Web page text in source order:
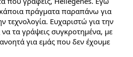
πράγματα παραπάνω για
τεχνολογία. Ευχαριστώ για την
τα γράψεις συγκροτημένα, με
για εμάς που δεν έχουμε